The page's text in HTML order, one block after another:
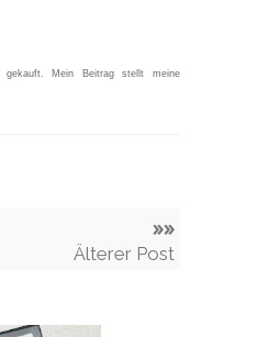
gekauft. Mein Beitrag stellt meine
»»
Älterer Post